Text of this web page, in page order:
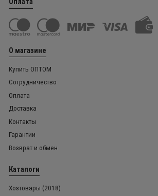
О магазине
Купить ОПТОМ
Сотрудничество
Оплата
Доставка
Контакты
Гарантии
Возврат и обмен
Каталоги
Хозтовары (2018)